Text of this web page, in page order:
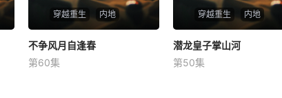
穿越重生 内地
不争风月自逢春
未知
不争风月自逢春
第60集
穿越重生 内地
潜龙皇子掌山河
未知
潜龙皇子掌山河
第50集